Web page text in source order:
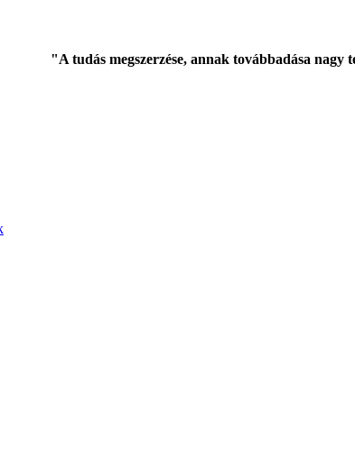
"A tudás megszerzése, annak továbbadása